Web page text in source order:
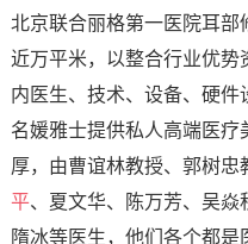
北京联合丽格第一医院耳部
近万平米，以整合行业优势
内医生、技术、设备、硬
名媛雅士提供私人高端医
厚，由曹谊林教授、郭树忠
平、夏文华、陈万芳、吴焱
隋冰等医生，他们各个都